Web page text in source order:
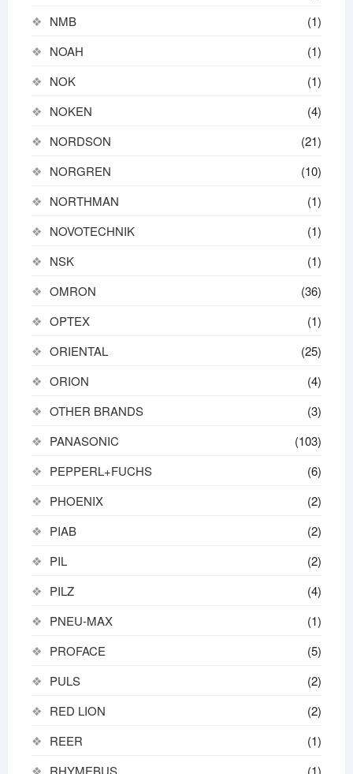
NMB
(1)
NOAH
(1)
NOK
(1)
NOKEN
(4)
NORDSON
(21)
NORGREN
(10)
NORTHMAN
(1)
NOVOTECHNIK
(1)
NSK
(1)
OMRON
(36)
OPTEX
(1)
ORIENTAL
(25)
ORION
(4)
OTHER BRANDS
(3)
PANASONIC
(103)
PEPPERL+FUCHS
(6)
PHOENIX
(2)
PIAB
(2)
PIL
(2)
PILZ
(4)
PNEU-MAX
(1)
PROFACE
(5)
PULS
(2)
RED LION
(2)
REER
(1)
RHYMEBUS
(1)